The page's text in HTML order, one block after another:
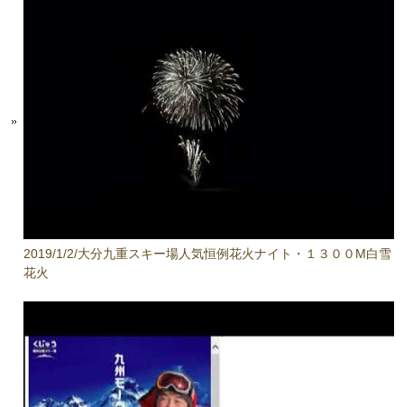
2019/1/2/大分九重スキー場人気恒例花火ナイト・１３００M白雪
花火